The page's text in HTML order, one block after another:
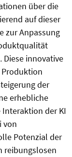
über die
auf dieser
zur Anpassung
Diese innovative
der
erhebliche
der KI
von
Potenzial der
reibungslosen